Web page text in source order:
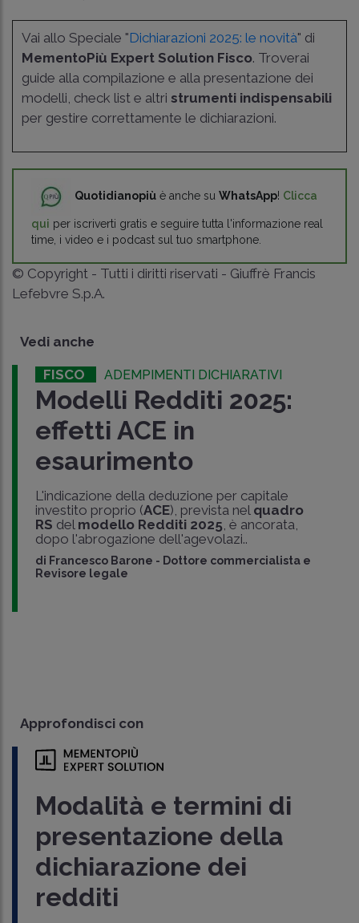
Vai allo Speciale "Dichiarazioni 2025: le novità" di
MementoPiù Expert Solution Fisco. Troverai
guide alla compilazione e alla presentazione dei
modelli, check list e altri strumenti indispensabili
per gestire correttamente le dichiarazioni.
Quotidianopiù è anche su WhatsApp! Clicca
qui per iscriverti gratis e seguire tutta l'informazione real
time, i video e i podcast sul tuo smartphone.
© Copyright - Tutti i diritti riservati - Giuffrè Francis
Lefebvre S.p.A.
Vedi anche
FISCO ADEMPIMENTI DICHIARATIVI
Modelli Redditi 2025:
effetti ACE in
esaurimento
L'indicazione della deduzione per capitale
investito proprio (ACE), prevista nel quadro
RS del modello Redditi 2025, è ancorata,
dopo l'abrogazione dell'agevolazi..
di Francesco Barone - Dottore commercialista e
Revisore legale
Approfondisci con
Modalità e termini di
presentazione della
dichiarazione dei
redditi